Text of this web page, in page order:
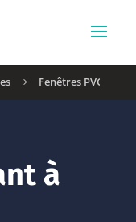
5 Fenêtres PVC /
à